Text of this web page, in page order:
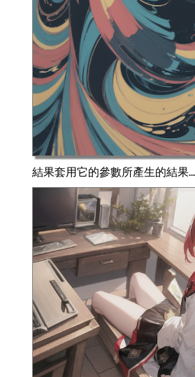
結果套用它的參數所產生的結果